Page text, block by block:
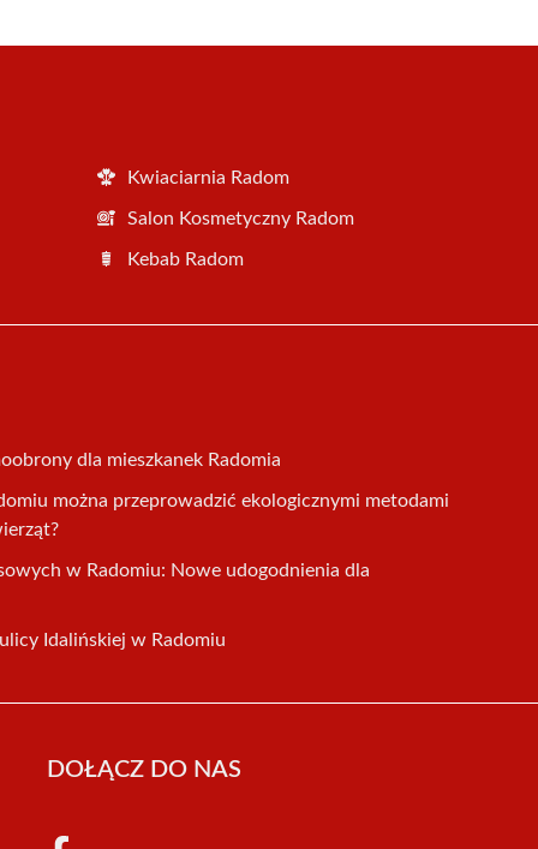
Kwiaciarnia Radom
Salon Kosmetyczny Radom
Kebab Radom
dla mieszkanek Radomia
można przeprowadzić ekologicznymi metodami
w Radomiu: Nowe udogodnienia dla
Idalińskiej w Radomiu
DOŁĄCZ DO NAS